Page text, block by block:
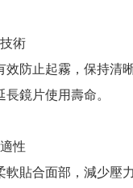
術
防止起霧，保持清晰
鏡片使用壽命。
性
貼合面部，減少壓力